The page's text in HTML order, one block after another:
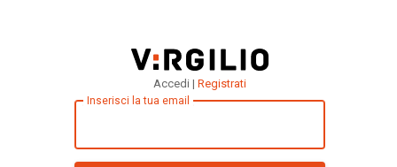
Accedi | Registrati
Inserisci la tua email